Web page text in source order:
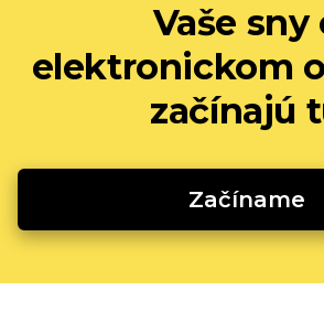
Vaše sny
elektronickom
začínajú
Začíname